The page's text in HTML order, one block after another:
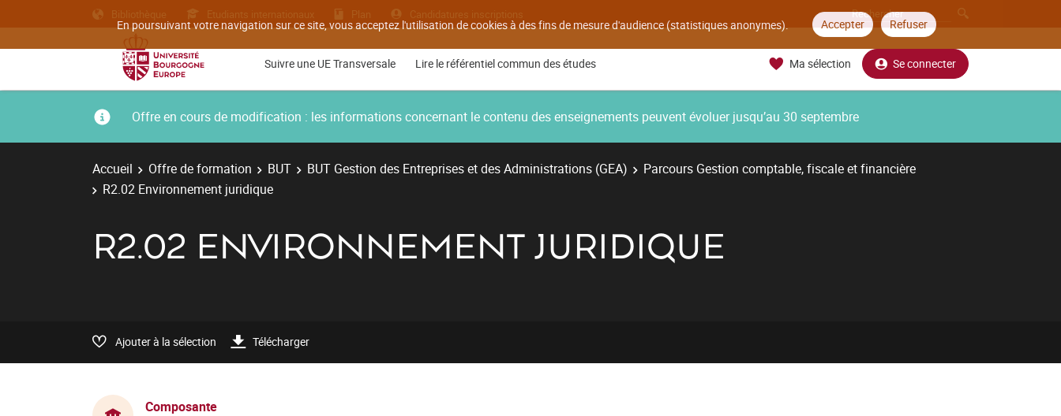
En poursuivant votre navigation sur ce site, vous acceptez l'utilisation de cookies à des fins de mesure d'audience (statistiques anonymes). Accepter Refuser
Bibliothèque Etudiants internationaux Plan Candidatures inscriptions
Suivre une UE Transversale Lire le référentiel commun des études Ma sélection Se connecter
Offre en cours de modification : les informations concernant le contenu des enseignements peuvent évoluer jusqu’au 30 septembre
Accueil Offre de formation BUT BUT Gestion des Entreprises et des Administrations (GEA)
Parcours Gestion comptable, fiscale et financière
R2.02 Environnement juridique
R2.02 ENVIRONNEMENT JURIDIQUE
Ajouter à la sélection Télécharger
Composante